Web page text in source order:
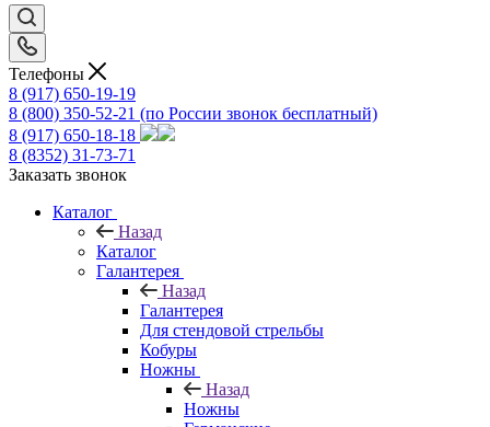
Телефоны
8 (917) 650-19-19
8 (800) 350-52-21 (по России звонок бесплатный)
8 (917) 650-18-18
8 (8352) 31-73-71
Заказать звонок
Каталог
Назад
Каталог
Галантерея
Назад
Галантерея
Для стендовой стрельбы
Кобуры
Ножны
Назад
Ножны